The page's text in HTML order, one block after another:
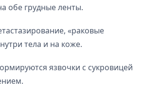
обе грудные ленты.
«раковые
тела и на коже.
язвочки с сукровицей